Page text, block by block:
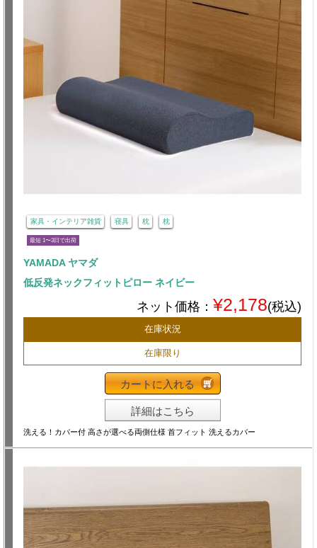
家具・インテリア雑貨 寝具 枕 枕
最短 1〜3日で出荷
YAMADA ヤマダ
低反発ネックフィットピロー ネイビー
ネット価格： ¥2,178(税込)
在庫状況
在庫限り
カートに入れる
詳細はこちら
洗える！カバー付 高さが選べる両側仕様 首フィット 洗えるカバー